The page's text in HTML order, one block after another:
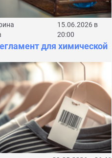
15.06.2026 в
20:00
для химической